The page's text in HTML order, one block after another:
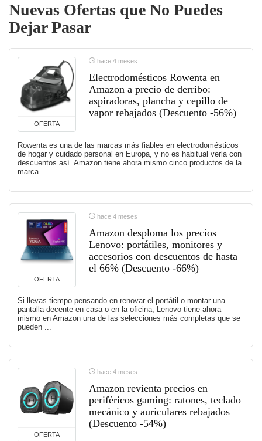
Nuevas Ofertas que No Puedes
Dejar Pasar
OFERTA
hace 4 meses
Electrodomésticos Rowenta en
Amazon a precio de derribo:
aspiradoras, plancha y cepillo de
vapor rebajados (Descuento -56%)
Rowenta es una de las marcas más fiables en electrodomésticos
de hogar y cuidado personal en Europa, y no es habitual verla con
descuentos así. Amazon tiene ahora mismo cinco productos de la
marca ...
OFERTA
hace 4 meses
Amazon desploma los precios
Lenovo: portátiles, monitores y
accesorios con descuentos de hasta
el 66% (Descuento -66%)
Si llevas tiempo pensando en renovar el portátil o montar una
pantalla decente en casa o en la oficina, Lenovo tiene ahora
mismo en Amazon una de las selecciones más completas que se
pueden ...
OFERTA
hace 4 meses
Amazon revienta precios en
periféricos gaming: ratones, teclado
mecánico y auriculares rebajados
(Descuento -54%)